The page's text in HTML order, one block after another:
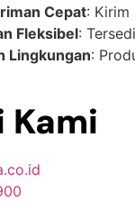
Cepat: Kirim
Fleksibel:
Lingkungan:
Kami